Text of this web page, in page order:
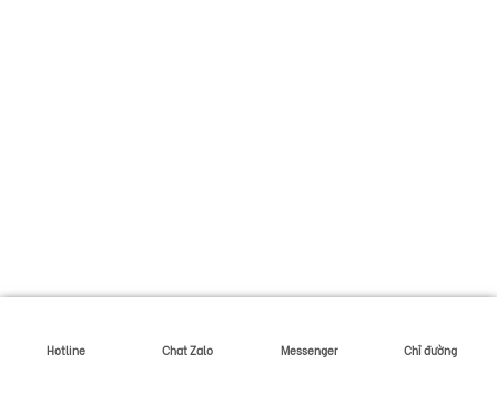
Hotline Chat Zalo Messenger Chỉ đường